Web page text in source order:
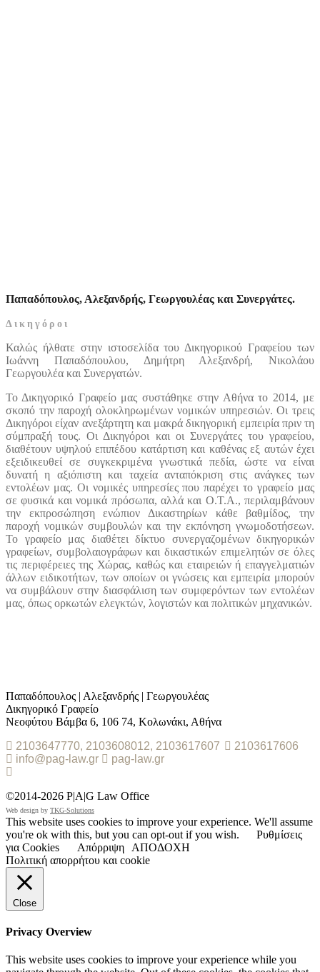
Παπαδόπουλος, Αλεξανδρής, Γεωργουλέας και Συνεργάτες.
Δικηγόροι
Καλώς ήλθατε στην ιστοσελίδα του Δικηγορικού Γραφείου των
Ιωάννη Παπαδόπουλου, Δημήτρη Αλεξανδρή, Νικολάου
Γεωργουλέα και Συνεργατών.
Το Δικηγορικό Γραφείο μας συστάθηκε στην Αθήνα το 2014, με
σκοπό την παροχή ολοκληρωμένων νομικών υπηρεσιών. Οι τρεις
Δικηγόροι είχαν ανεξάρτητη και μακρά δικηγορική εμπειρία πριν τη
σύμπραξή τους. Οι Δικηγόροι και οι Συνεργάτες του γραφείου,
διαθέτουν υψηλού επιπέδου κατάρτιση και καθένας εξ αυτών έχει
εξειδικευθεί σε συγκεκριμένα γνωστικά πεδία, ώστε να είναι
δυνατή η αξιόπιστη και ταχεία ανταπόκριση στις ανάγκες των
εντολέων μας. Οι νομικές υπηρεσίες που παρέχει το γραφείο μας
σε φυσικά και νομικά πρόσωπα, αλλά και Ο.Τ.Α., περιλαμβάνουν
την εκπροσώπηση ενώπιον Δικαστηρίων κάθε βαθμίδος, την
παροχή νομικών συμβουλών και την εκπόνηση γνωμοδοτήσεων.
Το γραφείο μας διαθέτει δίκτυο συνεργαζομένων δικηγορικών
γραφείων, συμβολαιογράφων και δικαστικών επιμελητών σε όλες
τις περιφέρειες της Χώρας, καθώς και εταιρειών ή επαγγελματιών
άλλων ειδικοτήτων, των οποίων οι γνώσεις και εμπειρία μπορούν
να συμβάλουν στην διασφάλιση των συμφερόντων των εντολέων
μας, όπως ορκωτών ελεγκτών, λογιστών και πολιτικών μηχανικών.
Παπαδόπουλος | Αλεξανδρής | Γεωργουλέας
Δικηγορικό Γραφείο
Νεοφύτου Βάμβα 6, 106 74, Κολωνάκι, Αθήνα
2103647770, 2103608012, 2103617607
2103617606
info@pag-law.gr
pag-law.gr
©2014-2026 P|A|G Law Office
Web design by TKG-Solutions
This website uses cookies to improve your experience. We'll assume
you're ok with this, but you can opt-out if you wish.
Ρυθμίσεις
για Cookies
Απόρριψη
ΑΠΟΔΟΧΗ
Πολιτική απορρήτου και cookie
Close
Privacy Overview
This website uses cookies to improve your experience while you